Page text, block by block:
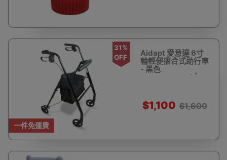
一件免運費
31%
OFF
Aidapt 愛意達 6寸
輪輕便摺合式助行車
- 黑色
(MSVP0178X) | 6
$1,100 $1,600